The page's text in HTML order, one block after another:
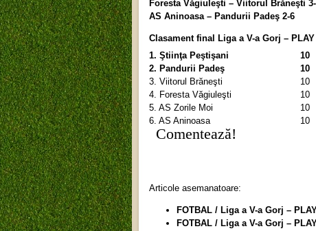
Foresta Văgiuleşti – Viitorul Brăneşti
AS Aninoasa – Pandurii Padeş 2-6
Clasament final Liga a V-a Gorj – PLAY
1. Ştiinţa Peştişani
10
2. Pandurii Padeş
10
3. Viitorul Brăneşti
10
4. Foresta Văgiuleşti
10
5. AS Zorile Moi
10
6. AS Aninoasa
Comentează!
Articole asemanatoare:
FOTBAL / Liga a V-a Gorj –
FOTBAL / Liga a V-a Gorj –